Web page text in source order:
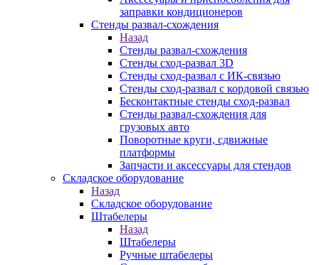
заправки кондиционеров
Стенды развал-схождения
Назад
Стенды развал-схождения
Стенды сход-развал 3D
Стенды сход-развал с ИК-связью
Стенды сход-развал с кордовой связью
Бесконтактные стенды сход-развал
Стенды развал-схождения для
грузовых авто
Поворотные круги, сдвижные
платформы
Запчасти и аксессуары для стендов
Складское оборудование
Назад
Складское оборудование
Штабелеры
Назад
Штабелеры
Ручные штабелеры